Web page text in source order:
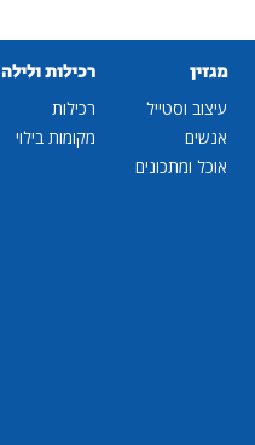
מגזין
עיצוב וסטייל
אנשים
אוכל ומתכונים
רכילות ולילה
רכילות
מקומות בילוי